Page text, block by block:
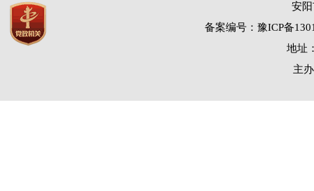
安
备案编号：豫ICP备
地址
主